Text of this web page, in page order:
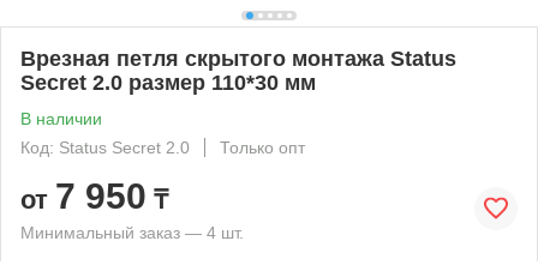
Врезная петля скрытого монтажа Status
Secret 2.0 размер 110*30 мм
В наличии
Код: Status Secret 2.0
Только опт
от 7 950 ₸
Минимальный заказ — 4 шт.